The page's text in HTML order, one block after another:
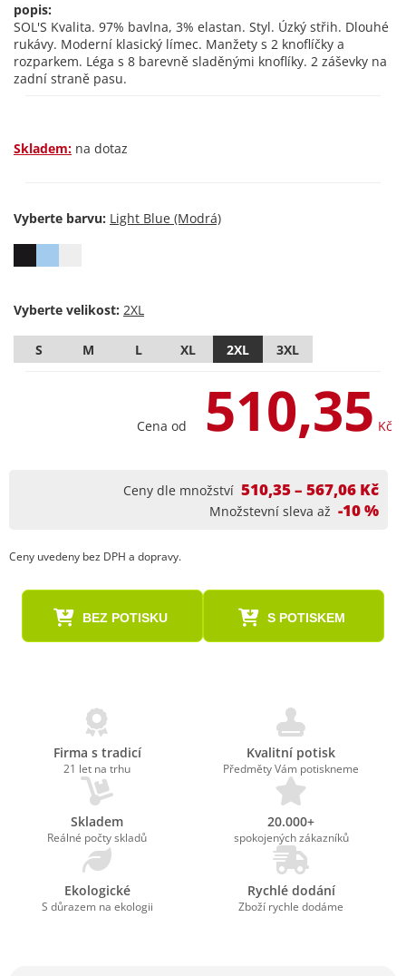
popis:
SOL'S Kvalita. 97% bavlna, 3% elastan. Styl. Úzký střih. Dlouhé
rukávy. Moderní klasický límec. Manžety s 2 knoflíčky a
rozparkem. Léga s 8 barevně sladěnými knoflíky. 2 záševky na
zadní straně pasu.
Skladem: na dotaz
Vyberte barvu:
Vyberte velikost:
S M L XL 2XL 3XL
Cena od 510,35 Kč
Ceny dle množství 510,35 – 567,06 Kč
Množstevní sleva až -10 %
Ceny uvedeny bez DPH a dopravy.
BEZ POTISKU S POTISKEM
Firma s tradicí
21 let na trhu
Kvalitní potisk
Předměty Vám potiskneme
Skladem
Reálné počty skladů
20.000+
spokojených zákazníků
Ekologické
S důrazem na ekologii
Rychlé dodání
Zboží rychle dodáme